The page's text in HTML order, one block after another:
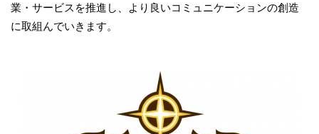
業・サービスを推進し、より良いコミュニケーションの創造
に取組んでいきます。